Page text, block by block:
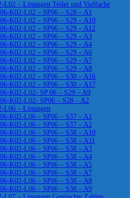
L02 – Lösungen Teiler und Vielfache
K02-L02 – SP06 – S28 – A1
K02-L02 – SP06 – S29 – A10
K02-L02 – SP06 – S29 – A12
K02-L02 – SP06 – S29 – A3
K02-L02 – SP06 – S29 – A4
K02-L02 – SP06 – S29 – A6
K02-L02 – SP06 – S29 – A7
K02-L02 – SP06 – S29 – A8
K02-L02 – SP06 – S30 – A16
K02-L02 – SP06 – S30 – A17
K02-L02- SP 06 – S29 – A9
K02-L02- SP06 – S28 – A2
L06 – Lösungen
K02-L06 – SP06 – S37 – A1
K02-L06 – SP06 – S37 – A2
K02-L06 – SP06 – S38 – A10
K02-L06 – SP06 – S38 – A11
K02-L06 – SP06 – S38 – A3
K02-L06 – SP06 – S38 – A4
K02-L06 – SP06 – S38 – A5
K02-L06 – SP06 – S38 – A7
K02-L06 – SP06 – S38 – A8
K02-L06 – SP06 – S38 – A9